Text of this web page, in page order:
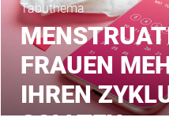
Tabuthema
FRAUEN
IHREN
SOLLTEN